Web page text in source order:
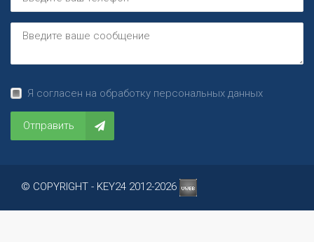
Я согласен на обработку персональных данных
Отправить
© COPYRIGHT - KEY24 2012-2026